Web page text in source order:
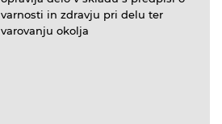
varnosti in zdravju pri delu ter
varovanju okolja